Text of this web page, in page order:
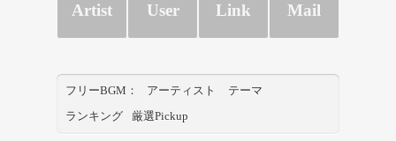
Artist User Link Mail
フリーBGM： アーティスト テーマ
ランキング 厳選Pickup